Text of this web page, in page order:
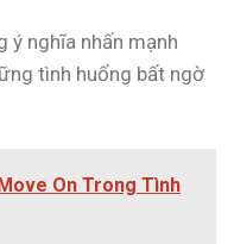
ý nghĩa nhấn mạnh
tình huống bất ngờ
On Trong Tình